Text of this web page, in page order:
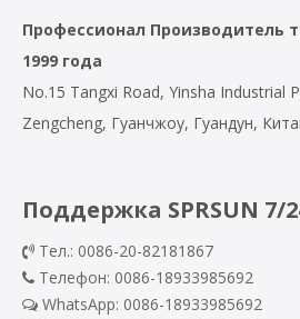
Профессионал Производитель
1999 года
No.15 Tangxi Road, Yinsha Industrial
Zengcheng, Гуанчжоу, Гуандун,
Поддержка SPRSUN 7/
 Тел.: 0086-20-82181867
 Телефон: 0086-18933985692
 WhatsApp: 0086-18933985692